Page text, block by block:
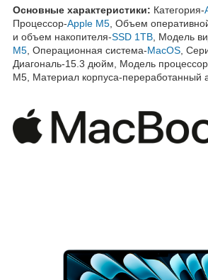
Основные характеристики: Категория-
Процессор-Apple M5 , Объем
и объем накопителя-SSD 1TB , Модель
M5 , Операционная система-MacOS ,
Диагональ-15.3 дюйм, Модель
M5, Материал корпуса-переработанный